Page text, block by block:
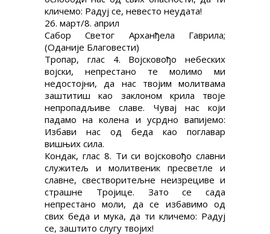
кличемо: Радуј се, невесто неудата!
26. март/8. април
Сабор Светог Арханђела Гаврила;
(Оданије Благовести)
Тропар, глас 4. Војсковођо небеских
војски, непрестано те молимо ми
недостојни, да нас твојим молитвама
заштитиш као заклоном крила твоје
непропадљиве славе. Чувај нас који
падамо на колена и усрдно вапијемо:
Избави нас од беда као поглавар
вишњих сила.
Кондак, глас 8. Ти си војсковођо славни
служитељ и молитвеник пресветле и
славне, свестворитељне неизрециве и
страшне Тројице. Зато се сада
непрестано моли, да се избавимо од
свих беда и мука, да ти кличемо: Радуј
се, заштито слугу твојих!